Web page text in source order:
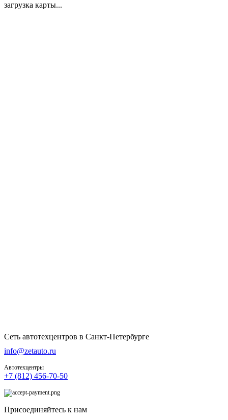
загрузка карты...
Сеть автотехцентров в Санкт-Петербурге
info@zetauto.ru
Автотехцентры
+7 (812) 456-70-50
Присоединяйтесь к нам